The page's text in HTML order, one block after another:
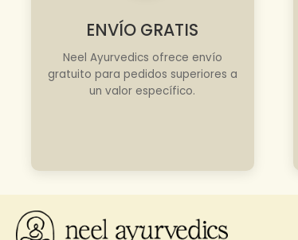
ENVÍO GRATIS
Neel Ayurvedics ofrece envío
gratuito para pedidos superiores a
un valor específico.